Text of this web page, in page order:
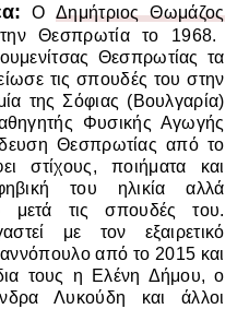
ΟΔημήτριος Θωμάζος
Θεσπρωτία το 1968.
Θεσπρωτίας τα
τις σπουδές του στην
της Σόφιας (Βουλγαρία)
Φυσικής Αγωγής
Θεσπρωτίας από το
στίχους, ποιήματα και
του ηλικία αλλά
μετά τις σπουδές του.
με τον εξαιρετικό
από το 2015 και
τους η Ελένη Δήμου, ο
Λυκούδη και άλλοι